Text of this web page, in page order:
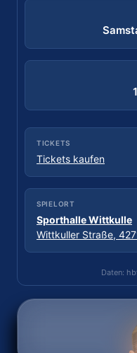
TICKETS
Tickets kaufen
SPIELORT
Sporthalle Wittkulle
Wittkuller Straße,
Daten:
Daten: